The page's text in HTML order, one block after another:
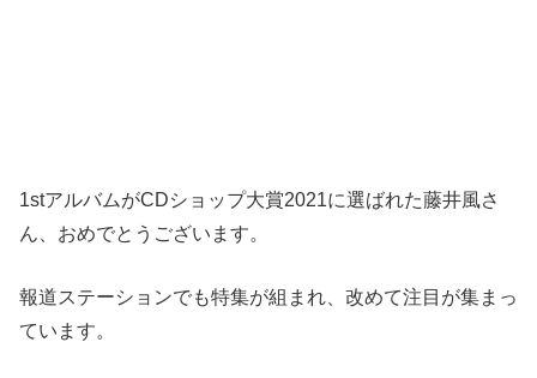
1stアルバムがCDショップ大賞2021に選ばれた藤井風さ
ん、おめでとうございます。
報道ステーションでも特集が組まれ、改めて注目が集まっ
ています。